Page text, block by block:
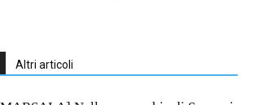
Altri articoli